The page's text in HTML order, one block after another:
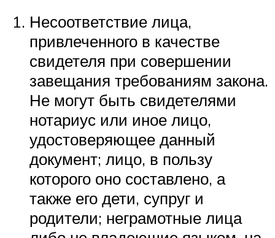
Несоответствие лица,
привлеченного в качестве
свидетеля при совершении
завещания требованиям закона.
Не могут быть свидетелями
нотариус или иное лицо,
удостоверяющее данный
документ; лицо, в пользу
которого оно составлено, а
также его дети, супруг и
родители; неграмотные лица